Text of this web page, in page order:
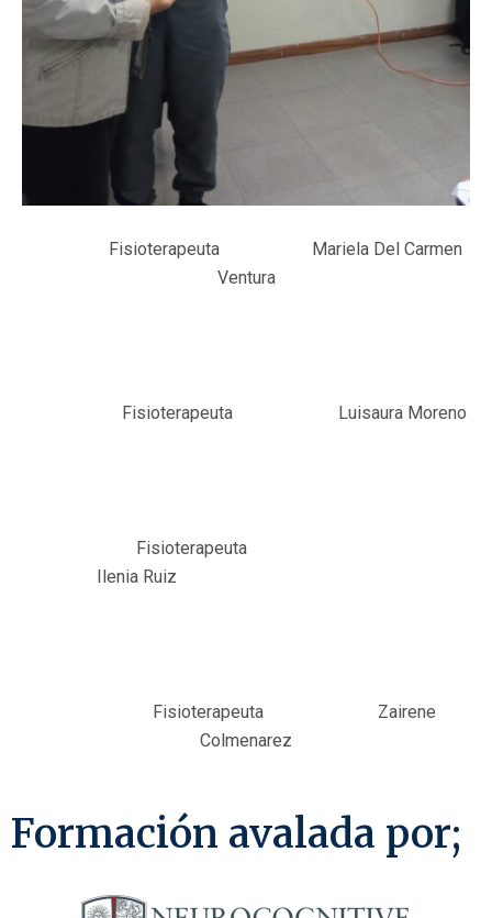
Fisioterapeuta Mariela Del Carmen
Ventura
Fisioterapeuta Luisaura Moreno
Fisioterapeuta
Ilenia Ruiz
Fisioterapeuta Zairene
Colmenarez
Formación avalada por;